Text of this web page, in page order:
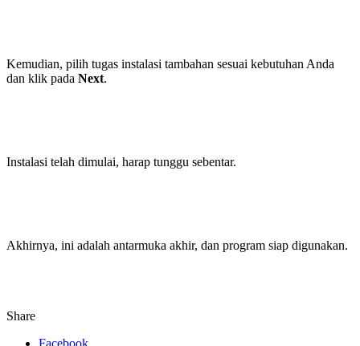
Kemudian, pilih tugas instalasi tambahan sesuai kebutuhan Anda
dan klik pada Next.
Instalasi telah dimulai, harap tunggu sebentar.
Akhirnya, ini adalah antarmuka akhir, dan program siap digunakan.
Share